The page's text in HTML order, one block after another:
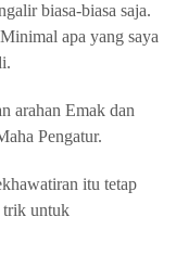
biasa-biasa saja.
apa yang saya
arahan Emak dan
Pengatur.
itu tetap
trik untuk